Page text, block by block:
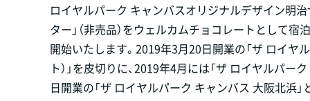
ロイヤルパーク キャンバスオリジナルデザイン明
ター」（非売品）をウェルカムチョコレートとして
開始いたします。2019年3月20日開業の「ザ ロイヤ
ト）」を皮切りに、2019年4月には「ザ ロイヤルパー
日開業の「ザ ロイヤルパーク キャンバス 大阪北浜